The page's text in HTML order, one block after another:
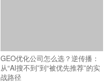
GEO优化公司怎么选？逆传播：
从“AI搜不到”到“被优先推荐”的实
战路径